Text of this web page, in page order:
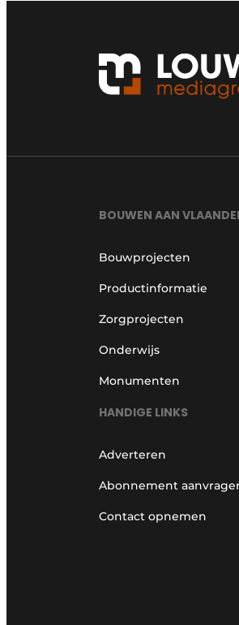
BOUWEN AAN
Bouwprojecten
Productinformatie
Zorgprojecten
Onderwijs
Monumenten
HANDIGE LINKS
Adverteren
Abonnement
Contact opnemen